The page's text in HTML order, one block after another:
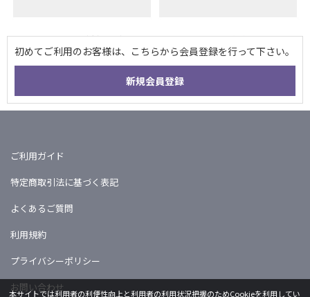
ご利用ガイド
特定商取引法に基づく表記
よくあるご質問
利用規約
プライバシーポリシー
お問い合わせ
本サイトでは利用者の利便性向上と利用者の利用状況把握のためCookieを利用してい